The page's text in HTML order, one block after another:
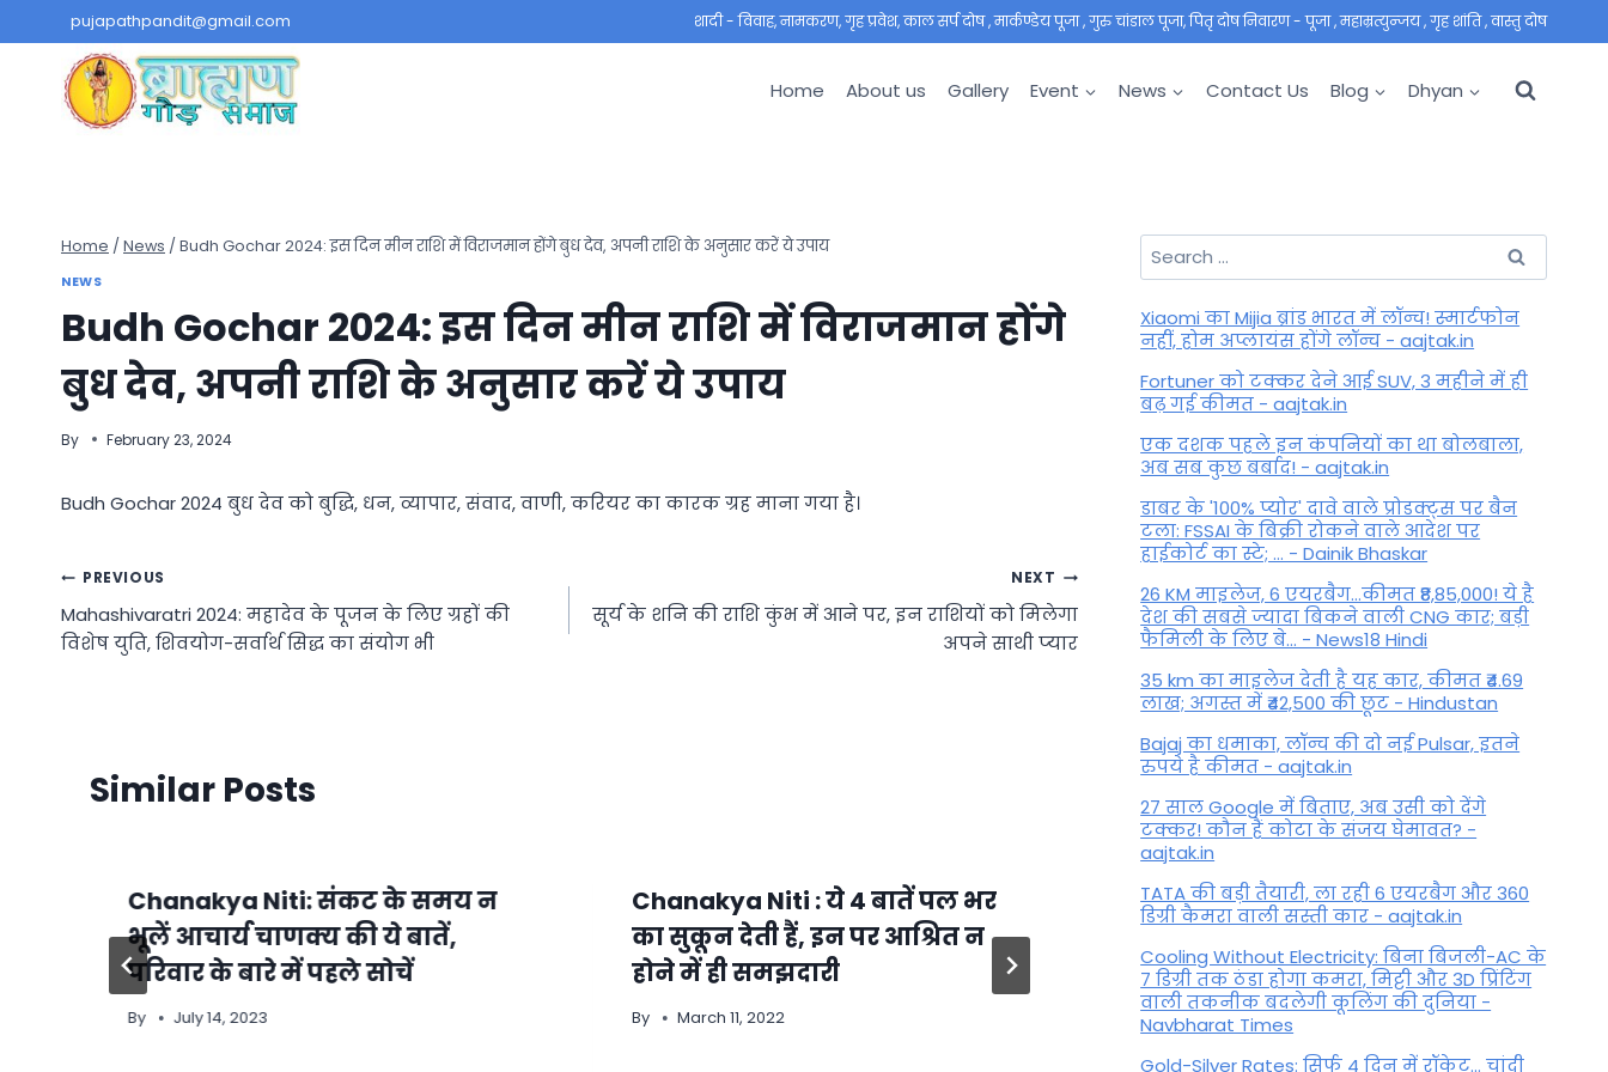
to
content
pujapathpandit@gmail.com शादी - विवाह, नामकरण, गृह प्रवेश, काल सर्प दोष , मार्कण्डेय पूजा , गुरु चांडाल पूजा, पितृ दोष निवारण - पूजा , महाम्रत्युन्जय , गृह शांति , वास्तु दोष
Home About us Gallery Event News Contact Us Blog Dhyan
Home / News / Budh Gochar 2024: इस दिन मीन राशि में विराजमान होंगे बुध देव, अपनी राशि के अनुसार करें ये उपाय
NEWS
Budh Gochar 2024: इस दिन मीन राशि में विराजमान होंगे
बुध देव, अपनी राशि के अनुसार करें ये उपाय
By February 23, 2024
Budh Gochar 2024 बुध देव को बुद्धि, धन, व्यापार, संवाद, वाणी, करियर का कारक ग्रह माना गया है।
Post
navigation
PREVIOUS
Mahashivaratri 2024: महादेव के पूजन के लिए ग्रहों की
विशेष युति, शिवयोग-सर्वार्थ सिद्ध का संयोग भी
NEXT
सूर्य के शनि की राशि कुंभ में आने पर, इन राशियों को मिलेगा
अपने साथी प्‍यार
Similar Posts
Chanakya Niti: संकट के समय न
भूलें आचार्य चाणक्य की ये बातें,
परिवार के बारे में पहले सोचें
By July 14, 2023
Chanakya Niti : ये 4 बातें पल भर
का सुकून देती हैं, इन पर आश्रित न
होने में ही समझदारी
By March 11, 2022
नए साल पर राशि के अनुसार करें
यह ज्योतिषीय उपाय, सालभर
जीवन में रहेगी सुख-समृद्धि
By December 16, 2022
Search
for:
Xiaomi का Mijia ब्रांड भारत में लॉन्च! स्मार्टफोन
नहीं, होम अप्लायंस होंगे लॉन्च - aajtak.in
Fortuner को टक्कर देने आई SUV, 3 महीने में ही
बढ़ गई कीमत - aajtak.in
एक दशक पहले इन कंपनियों का था बोलबाला,
अब सब कुछ बर्बाद! - aajtak.in
डाबर के '100% प्योर' दावे वाले प्रोडक्ट्स पर बैन
टला: FSSAI के बिक्री रोकने वाले आदेश पर
हाईकोर्ट का स्टे; ... - Dainik Bhaskar
26 KM माइलेज, 6 एयरबैग...कीमत ₹8,85,000! ये है
देश की सबसे ज्यादा बिकने वाली CNG कार; बड़ी
फैमिली के लिए बे... - News18 Hindi
35 km का माइलेज देती है यह कार, कीमत ₹4.69
लाख; अगस्त में ₹42,500 की छूट - Hindustan
Bajaj का धमाका, लॉन्च की दो नई Pulsar, इतने
रुपये है कीमत - aajtak.in
27 साल Google में बिताए, अब उसी को देंगे
टक्कर! कौन हैं कोटा के संजय घेमावत? -
aajtak.in
TATA की बड़ी तैयारी, ला रही 6 एयरबैग और 360
डिग्री कैमरा वाली सस्ती कार - aajtak.in
Cooling Without Electricity: बिना बिजली-AC के
7 डिग्री तक ठंडा होगा कमरा, मिट्टी और 3D प्रिंटिंग
वाली तकनीक बदलेगी कूलिंग की दुनिया -
Navbharat Times
Gold-Silver Rates: सिर्फ 4 दिन में रॉकेट... चांदी